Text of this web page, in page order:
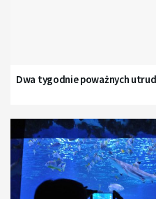
Dwa tygodnie poważnych